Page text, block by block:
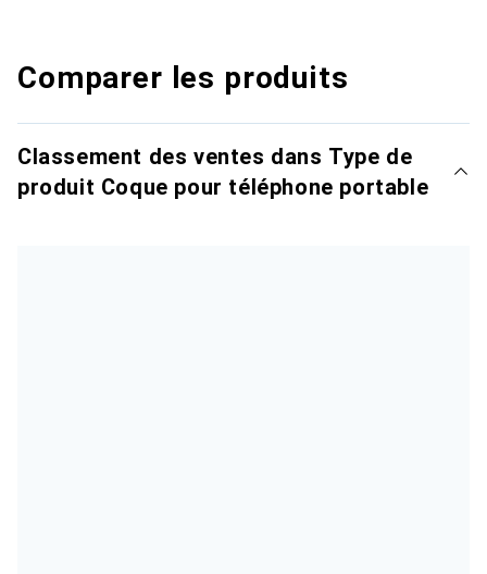
Comparer les produits
Classement des ventes dans Type de
produit Coque pour téléphone portable